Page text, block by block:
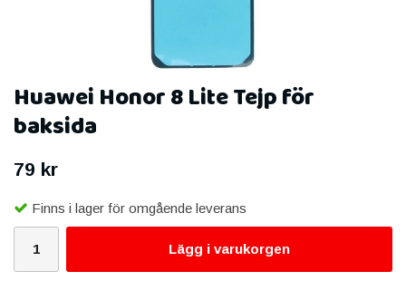
Huawei Honor 8 Lite Tejp för
baksida
79 kr
Finns i lager för omgående leverans
Lägg i varukorgen